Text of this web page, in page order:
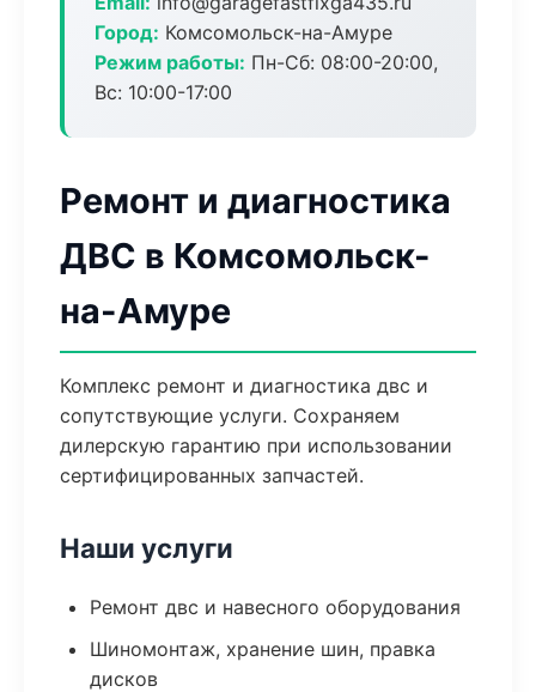
Город: Комсомольск-на-Амуре
Режим работы: Пн-Сб: 08:00-20:00,
Вс: 10:00-17:00
Ремонт и диагностика
ДВС в Комсомольск-
на-Амуре
Комплекс ремонт и диагностика двс и
сопутствующие услуги. Сохраняем
дилерскую гарантию при использовании
сертифицированных запчастей.
Наши услуги
Ремонт двс и навесного оборудования
Шиномонтаж, хранение шин, правка
дисков